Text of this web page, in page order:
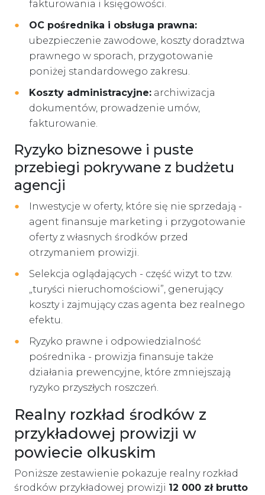
fakturowania i księgowości.
OC pośrednika i obsługa prawna:
ubezpieczenie zawodowe, koszty doradztwa
prawnego w sporach, przygotowanie
poniżej standardowego zakresu.
Koszty administracyjne: archiwizacja
dokumentów, prowadzenie umów,
fakturowanie.
Ryzyko biznesowe i puste
przebiegi pokrywane z budżetu
agencji
Inwestycje w oferty, które się nie sprzedają -
agent finansuje marketing i przygotowanie
oferty z własnych środków przed
otrzymaniem prowizji.
Selekcja oglądających - część wizyt to tzw.
„turyści nieruchomościowi”, generujący
koszty i zajmujący czas agenta bez realnego
efektu.
Ryzyko prawne i odpowiedzialność
pośrednika - prowizja finansuje także
działania prewencyjne, które zmniejszają
ryzyko przyszłych roszczeń.
Realny rozkład środków z
przykładowej prowizji w
powiecie olkuskim
Poniższe zestawienie pokazuje realny rozkład
środków przykładowej prowizji 12 000 zł brutto